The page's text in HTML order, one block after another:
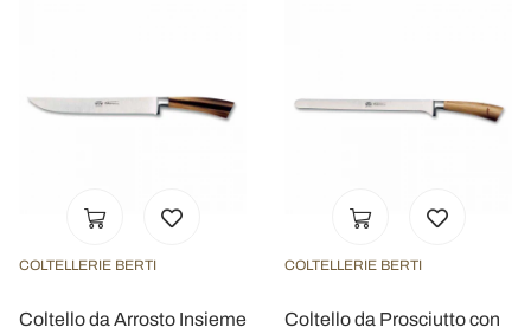
COLTELLERIE BERTI
Coltello da Arrosto Insieme
COLTELLERIE BERTI
Coltello da Prosciutto con